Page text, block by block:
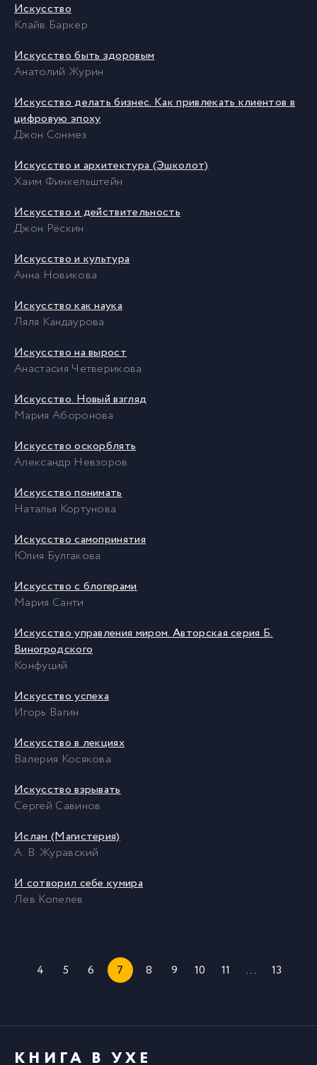
Искусство
Клайв Баркер
Искусство быть здоровым
Анатолий Журин
Искусство делать бизнес. Как привлекать клиентов в
цифровую эпоху
Джон Сонмез
Искусство и архитектура (Эшколот)
Хаим Финкельштейн
Искусство и действительность
Джон Рёскин
Искусство и культура
Анна Новикова
Искусство как наука
Ляля Кандаурова
Искусство на вырост
Анастасия Четверикова
Искусство. Новый взгляд
Мария Аборонова
Искусство оскорблять
Александр Невзоров
Искусство понимать
Наталья Кортунова
Искусство самопринятия
Юлия Булгакова
Искусство с блогерами
Мария Санти
Искусство управления миром. Авторская серия Б.
Виногродского
Конфуций
Искусство успеха
Игорь Вагин
Искусство в лекциях
Валерия Косякова
Искусство взрывать
Сергей Савинов
Ислам (Магистерия)
А. В. Журавский
И сотворил себе кумира
Лев Копелев
4 5 6 7 8 9 10 11 ... 13
КНИГА В УХЕ